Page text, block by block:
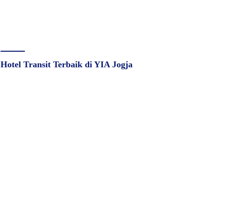
Hotel Transit Terbaik di YIA Jogja